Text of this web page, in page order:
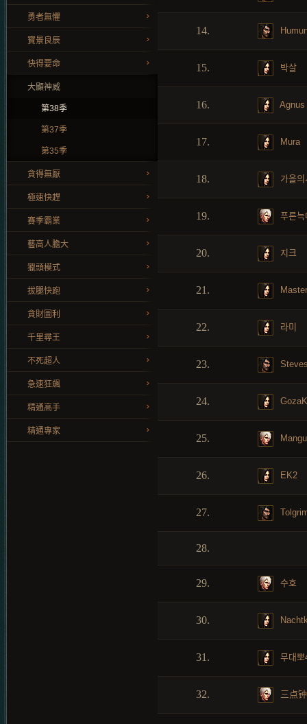
勇者無懼
寶景良辰
快得要命
大顯神威
第38季
第37季
第35季
貪得無厭
極速快趕
賽季霸業
藝高人膽大
獵頭模式
拔腿快跑
貪財圖利
千里尋王
不死超人
急速狂飆
精通高手
精通專家
14.
15. 박살
16. Agnus
17. Mura
18. 가을의
19. 푸른늑
20. 지크
21.
22. 라미
23.
24.
25. Mangu
26. EK2
27.
28.
29. 수호
30.
31. 무대
32. 三点